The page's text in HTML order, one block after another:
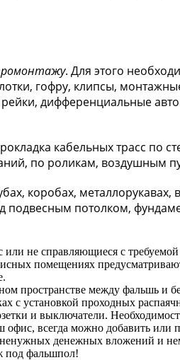
. Для этого
гофру, клипсы,
дифференциальные
кабельных трасс по
по роликам, воздушным
коробах, металлорукавах,
подвесным потолком,
или не справляющиеся с
помещениях
пространстве между фальшь и
с установкой проходных
и выключатели.
всегда можно добавить или
ненужных денежных вложений и
под фальшпол!